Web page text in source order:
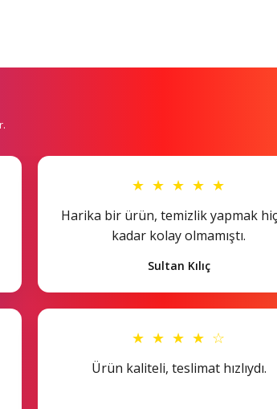
★ ★ ★ ★ ★
Harika bir ürün, temizlik yapmak
kadar kolay olmamıştı.
Sultan Kılıç
★ ★ ★ ★ ☆
Ürün kaliteli, teslimat hızlıydı.